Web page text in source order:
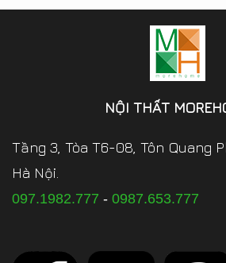
NỘI THẤT
Tầng 3, Tòa T6-08, Tôn Quang
Hà Nội.
097.1982.777 - 0987.653.777